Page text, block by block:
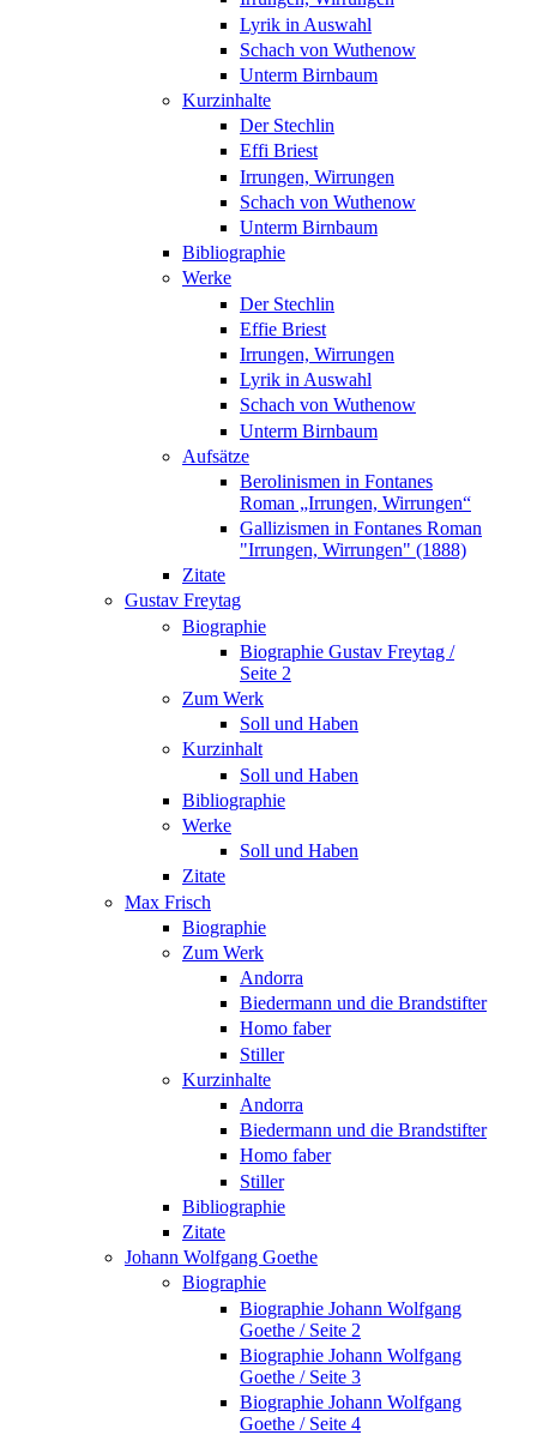
Lyrik in Auswahl
Schach von Wuthenow
Unterm Birnbaum
Kurzinhalte
Der Stechlin
Effi Briest
Irrungen, Wirrungen
Schach von Wuthenow
Unterm Birnbaum
Bibliographie
Werke
Der Stechlin
Effie Briest
Irrungen, Wirrungen
Lyrik in Auswahl
Schach von Wuthenow
Unterm Birnbaum
Aufsätze
Berolinismen in Fontanes
Roman „Irrungen, Wirrungen“
Gallizismen in Fontanes Roman
"Irrungen, Wirrungen" (1888)
Zitate
Gustav Freytag
Biographie
Biographie Gustav Freytag /
Seite 2
Zum Werk
Soll und Haben
Kurzinhalt
Soll und Haben
Bibliographie
Werke
Soll und Haben
Zitate
Max Frisch
Biographie
Zum Werk
Andorra
Biedermann und die Brandstifter
Homo faber
Stiller
Kurzinhalte
Andorra
Biedermann und die Brandstifter
Homo faber
Stiller
Bibliographie
Zitate
Johann Wolfgang Goethe
Biographie
Biographie Johann Wolfgang
Goethe / Seite 2
Biographie Johann Wolfgang
Goethe / Seite 3
Biographie Johann Wolfgang
Goethe / Seite 4